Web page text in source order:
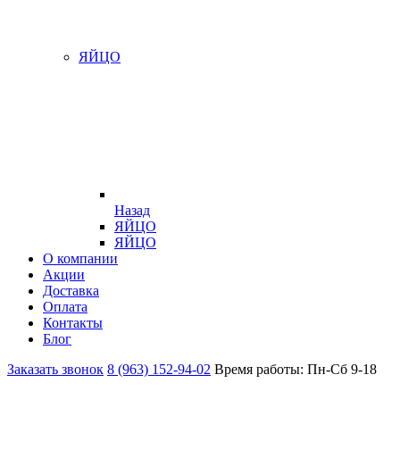
ЯЙЦО
Назад
ЯЙЦО
ЯЙЦО
О компании
Акции
Доставка
Оплата
Контакты
Блог
Заказать звонок 8 (963) 152-94-02 Время работы: Пн-Сб 9-18